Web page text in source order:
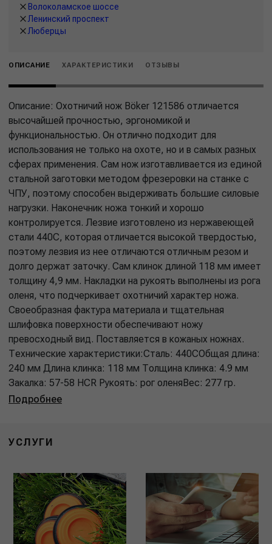
Волоколамское шоссе
Ленинский проспект
Люберцы
ОПИСАНИЕ ХАРАКТЕРИСТИКИ ОТЗЫВЫ
Описание: Охотничий нож Böker 121586 отличается
высочайшей прочностью, эргономикой и
функциональностью. Он отлично подходит для
использования не только на охоте, но и в самых разных
сферах применения. Сам нож изготавливается из единой
стальной заготовки методом фрезеровки на станке с
ЧПУ, поэтому способен выдерживать большие силовые
нагрузки. Наконечник ножа тонкий и хорошо
контролируется. Лезвие изготовлено из нержавеющей
стали 440С, которая отличается высокой твердостью,
поэтому лезвия из нее отличаются отличным резом и
долго держат заточку. Сам клинок длиной 118 мм имеет
толщину 4,9 мм. Накладки на рукоять выполнены из рога
оленя, что подчеркивает охотничий характер ножа.
Своеобразная фактура материала и тщательная
шлифовка поверхности обеспечивают ножу
превосходный вид. Поставляется в кожаных ножнах.
Технические характеристики:Сталь: 440CОбщая длина:
240 мм Длина клинка: 118 мм Толщина клинка: 4.9 мм
Закалка: 57-58 НCR Рукоять: рог оленяВес: 277 гр.
Подробнее
УСЛУГИ